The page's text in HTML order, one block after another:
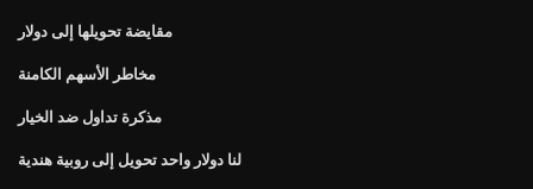
مقايضة تحويلها إلى دولار
مخاطر الأسهم الكامنة
مذكرة تداول ضد الخيار
لنا دولار واحد تحويل إلى روبية هندية